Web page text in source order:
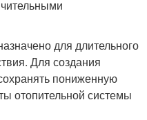
для длительного
Для создания
пониженную
отопительной системы